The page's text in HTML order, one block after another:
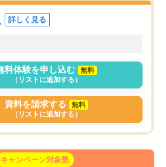
ための勉強」へ
、目標校への合
た。自分から学ぶ姿勢を
詳しく見る
料体験を申し込む
無料
（リストに追加する）
資料を請求する
無料
（リストに追加する）
キャンペーン対象塾